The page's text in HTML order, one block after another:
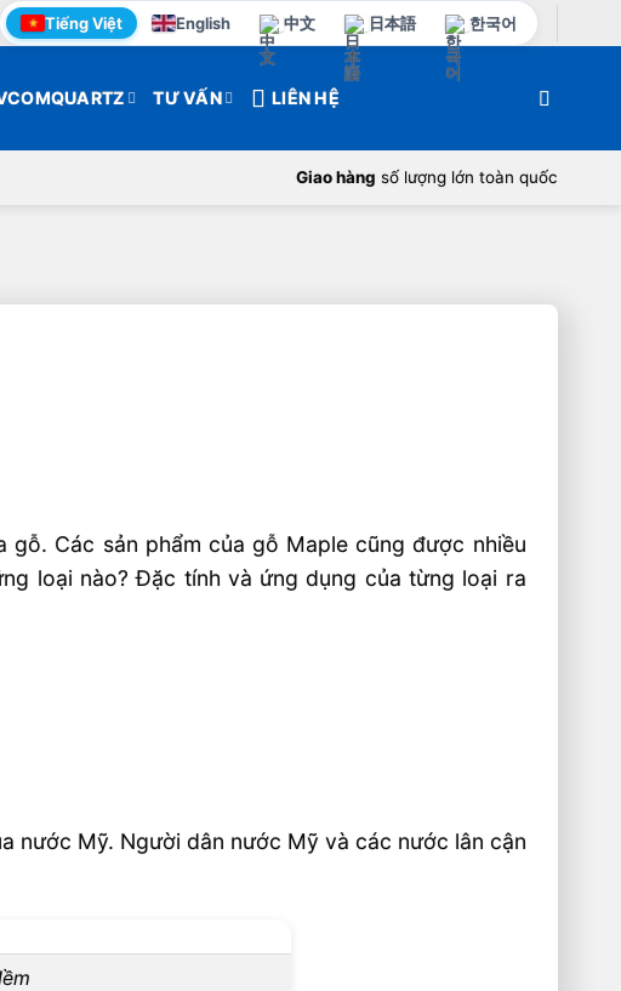
Tiếng Việt English 中文 日本語 한국어
TƯ VẤN LIÊN HỆ
Giao hàng số lượng lớn toàn quốc
Các sản phẩm của gỗ Maple cũng được nhiều
loại nào? Đặc tính và ứng dụng của từng loại ra
nước Mỹ. Người dân nước Mỹ và các nước lân cận